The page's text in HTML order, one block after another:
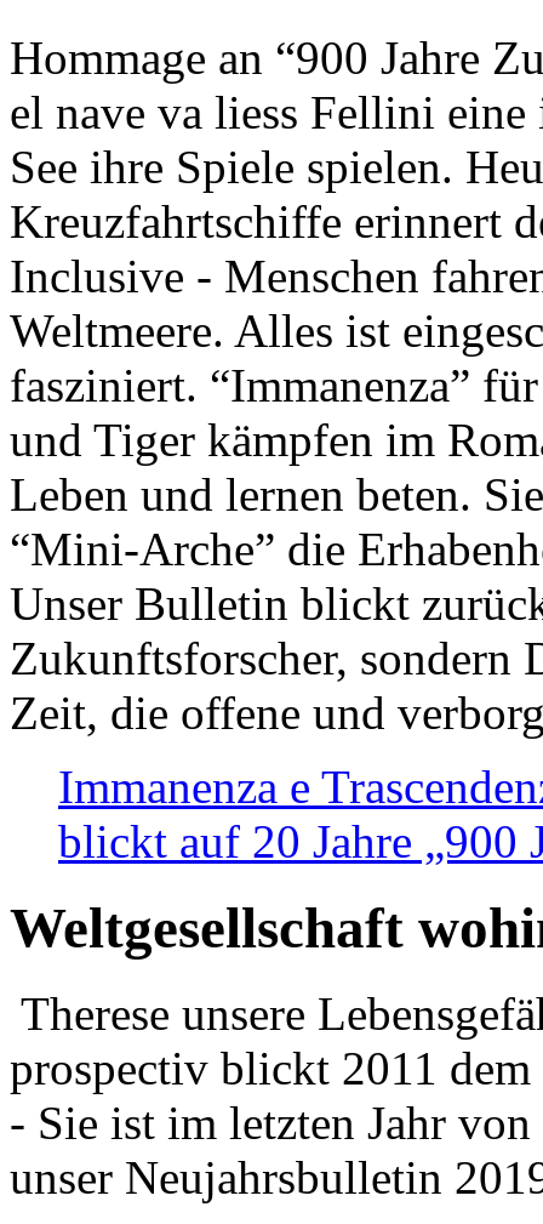
Hommage an “900 Jahre
el nave va liess Fellini
See ihre Spiele spielen.
Kreuzfahrtschiffe erinnert
Inclusive - Menschen
Weltmeere. Alles ist
fasziniert. “Immanenza”
und Tiger kämpfen im
Leben und lernen beten.
“Mini-Arche” die
Unser Bulletin blickt
Zukunftsforscher, sondern
Zeit, die offene und
Immanenza e
blickt auf 20 Jahre „900
Weltgesellschaft
Therese unsere
prospectiv blickt 2011
- Sie ist im letzten Jahr
unser Neujahrsbulletin